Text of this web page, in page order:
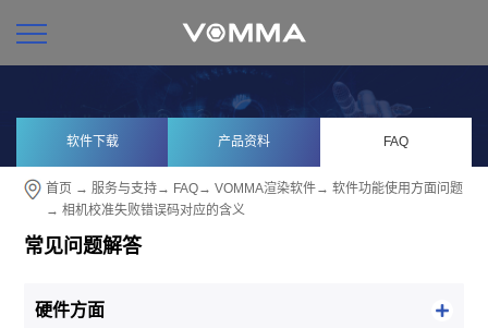
软件下载 产品资料 FAQ
首页 →服务与支持→ FAQ→VOMMA渲染软件→软件功能使用方面问题
→ 相机校准失败错误码对应的含义
常见问题解答
硬件方面